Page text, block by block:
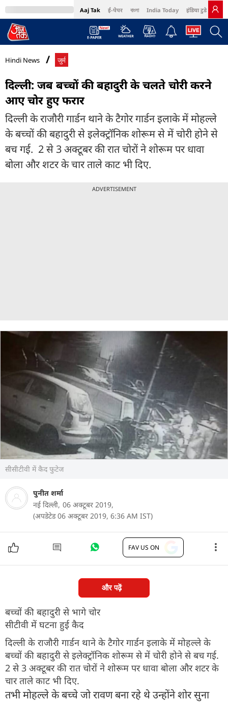
Aaj Tak ई-पेपर বাংলা India Today इंडिया टुडे हिंदी
MumbaiTak Cosmopolitan Harper's Bazaar Northeast
Hindi News जुर्म
दिल्ली: जब बच्चों की बहादुरी के चलते चोरी करने
आए चोर हुए फरार
दिल्ली के राजौरी गार्डन थाने के टैगोर गार्डन इलाके में मोहल्ले
के बच्चों की बहादुरी से इलेक्ट्रॉनिक शोरूम से में चोरी होने से
बच गई. 2 से 3 अक्टूबर की रात चोरों ने शोरूम पर धावा
बोला और शटर के चार ताले काट भी दिए.
ADVERTISEMENT
सीसीटीवी में कैद फुटेज
पुनीत शर्मा
नई दिल्ली, 06 अक्टूबर 2019,
(अपडेटेड 06 अक्टूबर 2019, 6:36 AM IST)
FAV US ON
और पढ़ें
बच्चों की बहादुरी से भागे चोर
सीटीवी में घटना हुई कैद
दिल्ली के राजौरी गार्डन थाने के टैगोर गार्डन इलाके में मोहल्ले के
बच्चों की बहादुरी से इलेक्ट्रॉनिक शोरूम से में चोरी होने से बच गई.
2 से 3 अक्टूबर की रात चोरों ने शोरूम पर धावा बोला और शटर के
चार ताले काट भी दिए.
तभी मोहल्ले के बच्चे जो रावण बना रहे थे उन्होंने शोर सुना